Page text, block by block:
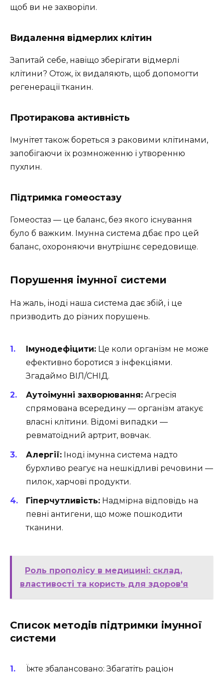
щоб ви не захворіли.
Видалення відмерлих клітин
Запитай себе, навіщо зберігати відмерлі
клітини? Отож, їх видаляють, щоб допомогти
регенерації тканин.
Протиракова активність
Імунітет також бореться з раковими клітинами,
запобігаючи їх розмноженню і утворенню
пухлин.
Підтримка гомеостазу
Гомеостаз — це баланс, без якого існування
було б важким. Імунна система дбає про цей
баланс, охороняючи внутрішнє середовище.
Порушення імунної системи
На жаль, іноді наша система дає збій, і це
призводить до різних порушень.
Імунодефіцити: Це коли організм не може
ефективно боротися з інфекціями.
Згадаймо ВІЛ/СНІД.
Аутоімунні захворювання: Агресія
спрямована всередину — організм атакує
власні клітини. Відомі випадки —
ревматоїдний артрит, вовчак.
Алергії: Іноді імунна система надто
бурхливо реагує на нешкідливі речовини —
пилок, харчові продукти.
Гіперчутливість: Надмірна відповідь на
певні антигени, що може пошкодити
тканини.
Роль прополісу в медицині: склад,
властивості та користь для здоров'я
Список методів підтримки імунної
системи
Їжте збалансовано: Збагатіть раціон